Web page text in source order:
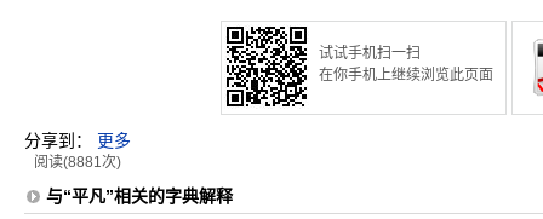
试试手机扫一扫
在你手机上继续浏览此页面
分享到： 更多
阅读(8881次)
与“平凡”相关的字典解释